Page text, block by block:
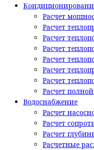
Расчет
Расчет
Расчет
Расчет
Расчет
Расчет
Расчет
Расчет
Водоснабжение
Расчет
Расчет
Расчет
Расчетные